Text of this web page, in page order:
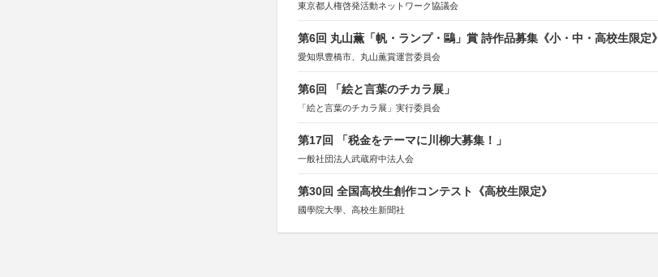
東京都人権啓発活動ネットワーク協議会
第6回 丸山薫「帆・ランプ・鷗」賞 詩作品募集《小・中・高校生限定》
愛知県豊橋市、丸山薫賞運営委員会
第6回 「絵と言葉のチカラ展」
「絵と言葉のチカラ展」実行委員会
第17回 「税金をテーマに川柳大募集！」
一般社団法人武蔵府中法人会
第30回 全国高校生創作コンテスト《高校生限定》
國學院大學、高校生新聞社